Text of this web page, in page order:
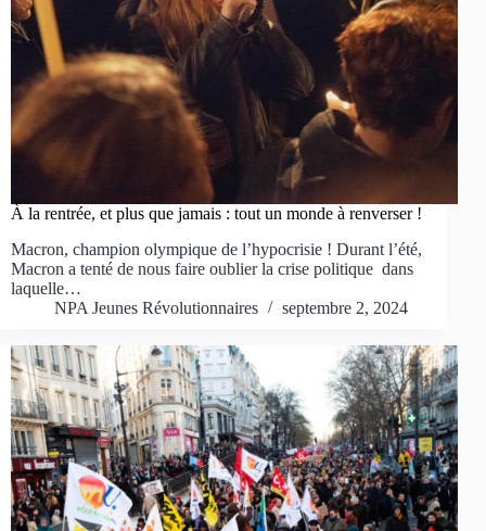
À la rentrée, et plus que jamais : tout un monde à renverser !
Macron, champion olympique de l’hypocrisie ! Durant l’été,
Macron a tenté de nous faire oublier la crise politique dans
laquelle…
NPA Jeunes Révolutionnaires
septembre 2, 2024